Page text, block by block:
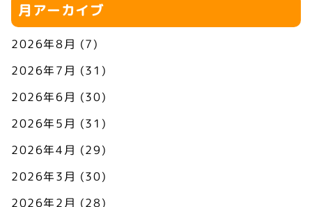
月アーカイブ
2026年8月 (7)
2026年7月 (31)
2026年6月 (30)
2026年5月 (31)
2026年4月 (29)
2026年3月 (30)
2026年2月 (28)